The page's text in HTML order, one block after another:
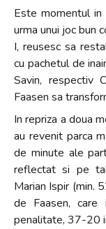
Este momentul
urma unui joc bun
I, reusesc sa
cu pachetul de
Savin, respectiv
Faasen sa
In repriza a doua
au revenit parca
de minute ale
reflectat si pe
Marian Ispir (min.
de Faasen,
penalitate, 37-20